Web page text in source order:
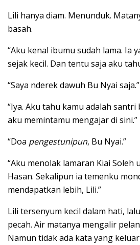
Lili hanya diam. Menunduk.
basah.
“Aku kenal ibumu sudah lama. Ia
sejak kecil. Dan tentu saja aku
“Saya nderek dawuh Bu Nyai saja.”
“Iya. Aku tahu kamu adalah santri
aku memintamu mengajar di sini.”
“Doa pengestunipun, Bu Nyai.”
“Aku menolak lamaran Kiai Soleh
Hasan. Sekalipun ia temenku
mendapatkan lebih, Lili.”
Lili tersenyum kecil dalam hati,
pecah. Air matanya mengalir
Namun tidak ada kata yang